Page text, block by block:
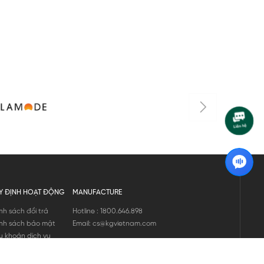
ĐỊNH HOẠT ĐỘNG
sách đổi trả
sách bảo mật
khoản dịch vụ
MANUFACTURE
Hotline : 1800.646.898
Email: cs@kgvietnam.com